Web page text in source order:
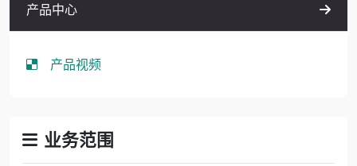
产品中心
产品视频
业务范围